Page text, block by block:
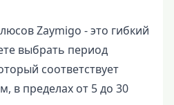
Zaymigo - это гибкий
выбрать период
соответствует
в пределах от 5 до 30